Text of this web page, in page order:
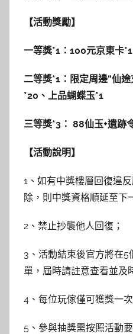
【活動獎勵】
一等獎*1： 100元京東卡*1
二等獎*1 ：限定周邊“仙途
*20 、上品蝴蝶玉*1
三等獎*3： 88仙玉+遺跡
【活動說明】
1、如有中獎樓層回復違
除，則中獎資格順延至下
2、禁止抄襲他人回復；
3、活動結束後官方將在5
單，屆時請註意查看並及
4、每位玩傢僅可獲獎一次
5、參與抽獎需按照活動